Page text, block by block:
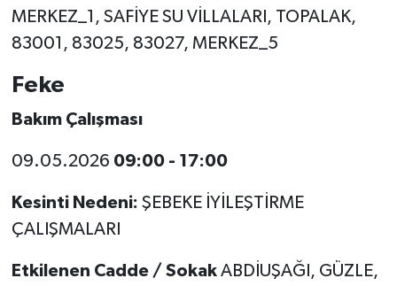
MERKEZ_1, SAFİYE SU VİLLALARI, TOPALAK,
83001, 83025, 83027, MERKEZ_5
Feke
Bakım Çalışması
09.05.2026 09:00 - 17:00
Kesinti Nedeni: ŞEBEKE İYİLEŞTİRME
ÇALIŞMALARI
Etkilenen Cadde / SokakABDİUŞAĞI, GÜZLE,